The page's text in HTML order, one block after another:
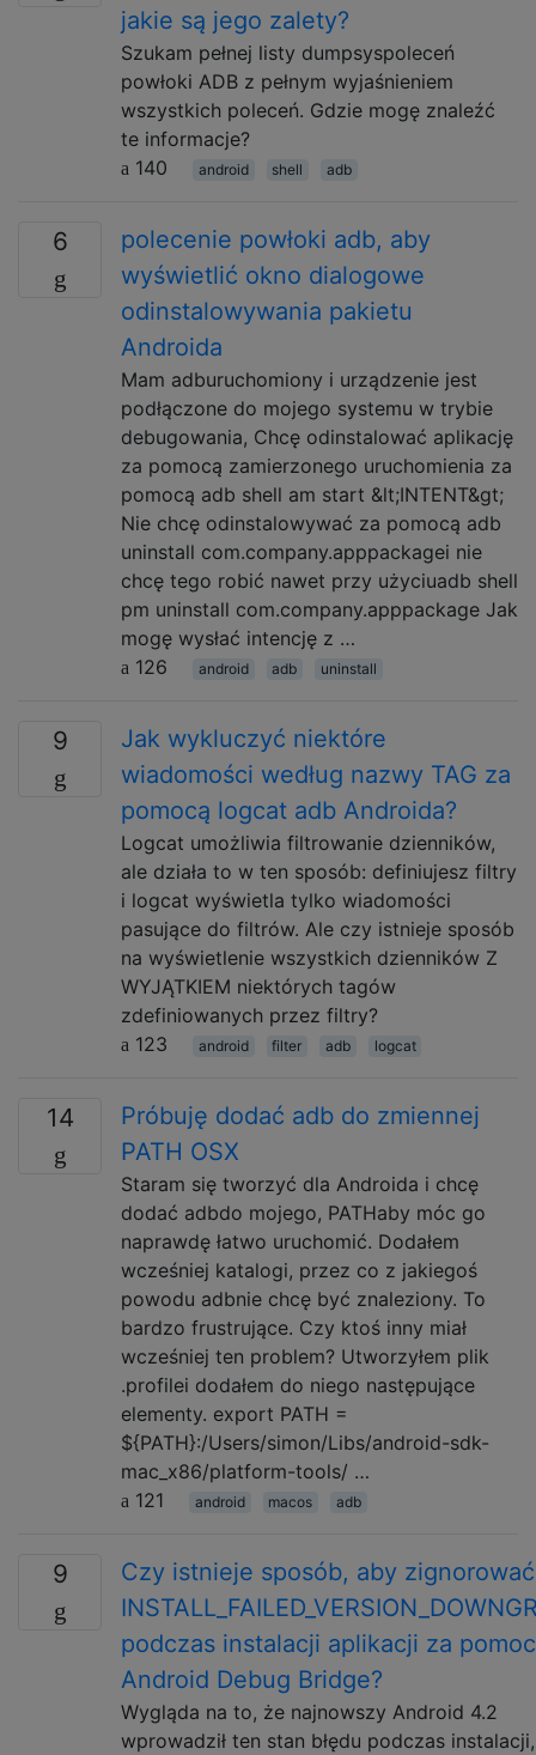
jakie są jego zalety?
Szukam pełnej listy dumpsyspoleceń
powłoki ADB z pełnym wyjaśnieniem
wszystkich poleceń. Gdzie mogę znaleźć
te informacje?
140
android shell adb
6
polecenie powłoki adb, aby
wyświetlić okno dialogowe
odinstalowywania pakietu
Androida
Mam adburuchomiony i urządzenie jest
podłączone do mojego systemu w trybie
debugowania, Chcę odinstalować aplikację
za pomocą zamierzonego uruchomienia za
pomocą adb shell am start &lt;INTENT&gt;
Nie chcę odinstalowywać za pomocą adb
uninstall com.company.apppackagei nie
chcę tego robić nawet przy użyciuadb shell
pm uninstall com.company.apppackage Jak
mogę wysłać intencję z …
126
android adb uninstall
9
Jak wykluczyć niektóre
wiadomości według nazwy TAG za
pomocą logcat adb Androida?
Logcat umożliwia filtrowanie dzienników,
ale działa to w ten sposób: definiujesz filtry
i logcat wyświetla tylko wiadomości
pasujące do filtrów. Ale czy istnieje sposób
na wyświetlenie wszystkich dzienników Z
WYJĄTKIEM niektórych tagów
zdefiniowanych przez filtry?
123
android filter adb logcat
14
Próbuję dodać adb do zmiennej
PATH OSX
Staram się tworzyć dla Androida i chcę
dodać adbdo mojego, PATHaby móc go
naprawdę łatwo uruchomić. Dodałem
wcześniej katalogi, przez co z jakiegoś
powodu adbnie chcę być znaleziony. To
bardzo frustrujące. Czy ktoś inny miał
wcześniej ten problem? Utworzyłem plik
.profilei dodałem do niego następujące
elementy. export PATH =
${PATH}:/Users/simon/Libs/android-sdk-
mac_x86/platform-tools/ …
121
android macos adb
9
Czy istnieje sposób, aby zignorować
podczas instalacji aplikacji za
Android Debug Bridge?
Wygląda na to, że najnowszy Android 4.2
wprowadził ten stan błędu podczas